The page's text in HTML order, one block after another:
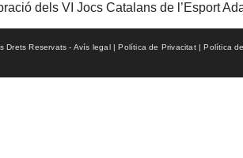
dels VI Jocs Catalans de l’Esport
Reservats - Avís legal | Política de Privacitat | Política